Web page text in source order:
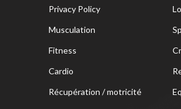
Privacy Policy
Musculation
Fitness
Cardio
Récupération / motricité